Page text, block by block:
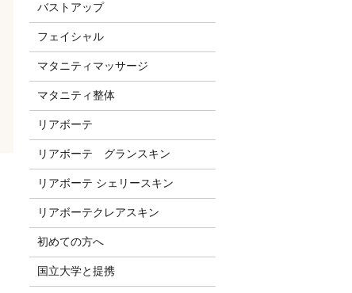
バストアップ
フェイシャル
マタニティマッサージ
マタニティ整体
リアボーテ
リアボーテ グランスキン
リアボーテ シェリースキン
リアボーテクレアスキン
初めての方へ
国立大学と提携